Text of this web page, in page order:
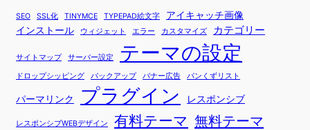
SEO SSL化 TINYMCE TYPEPAD絵文字
アイキャッチ画像
インストール
ウィジェット エラー カスタマイズ カテゴリー
サイトマップ サーバー設定 テーマの設定
ドロップシッピング バックアップ バナー広告 パンくずリスト
パーマリンク プラグイン レスポンシブ
レスポンシブWEBデザイン 有料テーマ 無料テーマ